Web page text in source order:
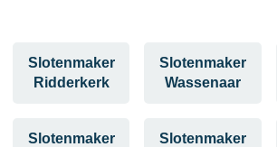
Slotenmaker
Ridderkerk
Slotenmaker
Wassenaar
Slotenmaker
Slotenmaker